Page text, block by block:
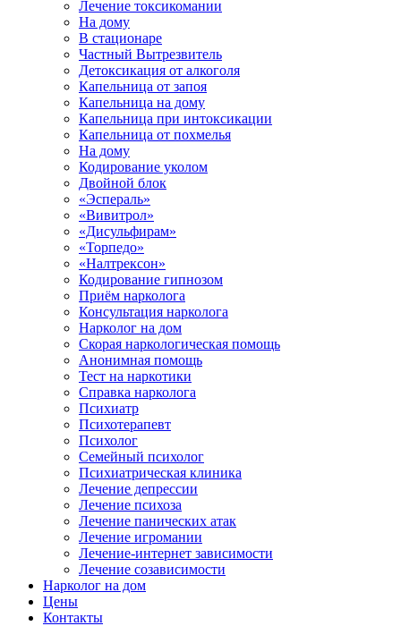
Лечение токсикомании
На дому
В стационаре
Частный Вытрезвитель
Детоксикация от алкоголя
Капельница от запоя
Капельница на дому
Капельница при интоксикации
Капельница от похмелья
На дому
Кодирование уколом
Двойной блок
«Эспераль»
«Вивитрол»
«Дисульфирам»
«Торпедо»
«Налтрексон»
Кодирование гипнозом
Приём нарколога
Консультация нарколога
Нарколог на дом
Скорая наркологическая помощь
Анонимная помощь
Тест на наркотики
Справка нарколога
Психиатр
Психотерапевт
Психолог
Семейный психолог
Психиатрическая клиника
Лечение депрессии
Лечение психоза
Лечение панических атак
Лечение игромании
Лечение-интернет зависимости
Лечение созависимости
Нарколог на дом
Цены
Контакты